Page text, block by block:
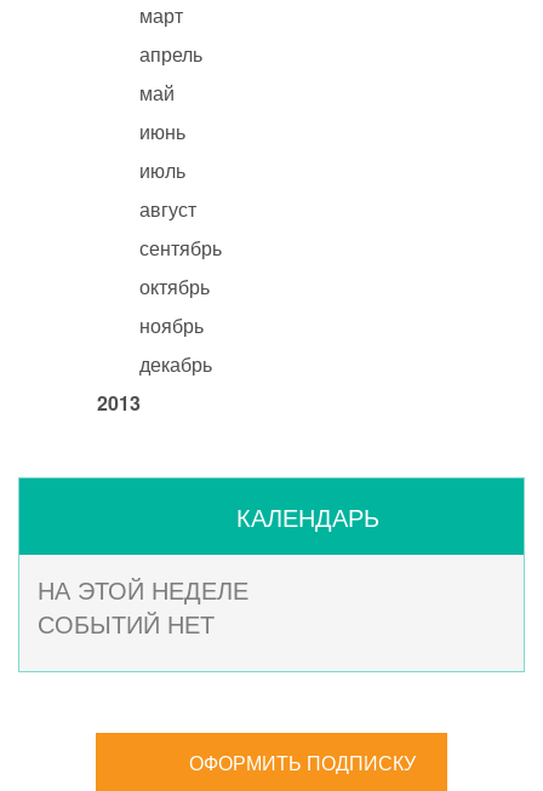
март
апрель
май
июнь
июль
август
сентябрь
октябрь
ноябрь
декабрь
2013
КАЛЕНДАРЬ
НА ЭТОЙ НЕДЕЛЕ
СОБЫТИЙ НЕТ
ОФОРМИТЬ ПОДПИСКУ